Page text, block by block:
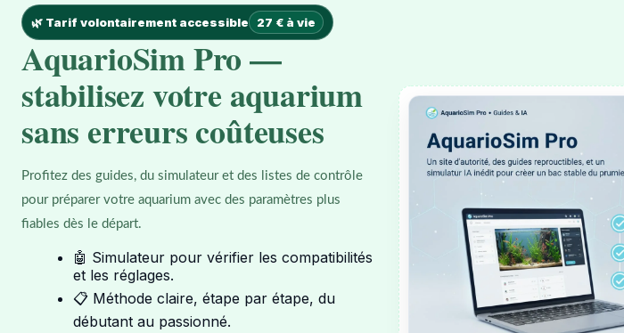
🌿 Tarif volontairement accessible 27 € à vie
AquarioSim Pro —
stabilisez votre aquarium
sans erreurs coûteuses
Profitez des guides, du simulateur et des listes de contrôle
pour préparer votre aquarium avec des paramètres plus
fiables dès le départ.
🤖 Simulateur pour vérifier les compatibilités
et les réglages.
📋 Méthode claire, étape par étape, du
débutant au passionné.